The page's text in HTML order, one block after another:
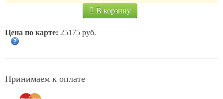
В корзину
Цена по карте: 25175 руб.
Принимаем к оплате